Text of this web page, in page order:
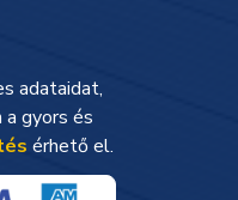
adataidat,
gyors és
érhető el.